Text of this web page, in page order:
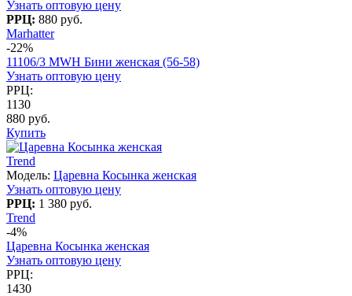
Узнать оптовую цену
РРЦ: 880 руб.
Marhatter
-22%
11106/3 MWH Бини женская (56-58)
Узнать оптовую цену
РРЦ:
1130
880 руб.
Купить
Trend
Модель: Царевна Косынка женская
Узнать оптовую цену
РРЦ: 1 380 руб.
Trend
-4%
Царевна Косынка женская
Узнать оптовую цену
РРЦ:
1430